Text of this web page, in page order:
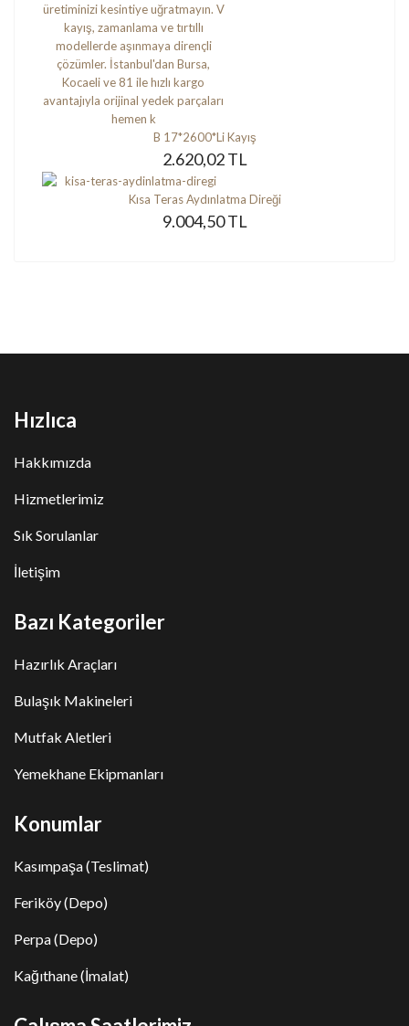
B 17*2600*Li Kayış
2.620,02 TL
Kısa Teras Aydınlatma Direği
9.004,50 TL
Hızlıca
Hakkımızda
Hizmetlerimiz
Sık Sorulanlar
İletişim
Bazı Kategoriler
Hazırlık Araçları
Bulaşık Makineleri
Mutfak Aletleri
Yemekhane Ekipmanları
Konumlar
Kasımpaşa (Teslimat)
Feriköy (Depo)
Perpa (Depo)
Kağıthane (İmalat)